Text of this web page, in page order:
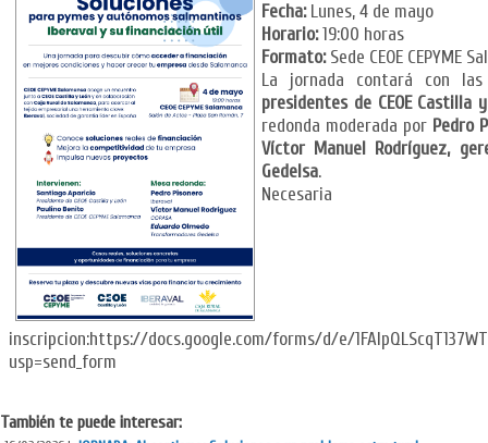
Fecha:Lunes, 4 de mayo
Horario:19:00 horas
Formato: Sede CEOE CEPYME
La jornada contará con
presidentes de CEOE Castilla
redonda moderada por Pedro
Víctor Manuel Rodríguez,
Gedelsa.
Necesaria
inscripcion:https://docs.google.com/forms/d/e/
usp=send_form
También te puede interesar: